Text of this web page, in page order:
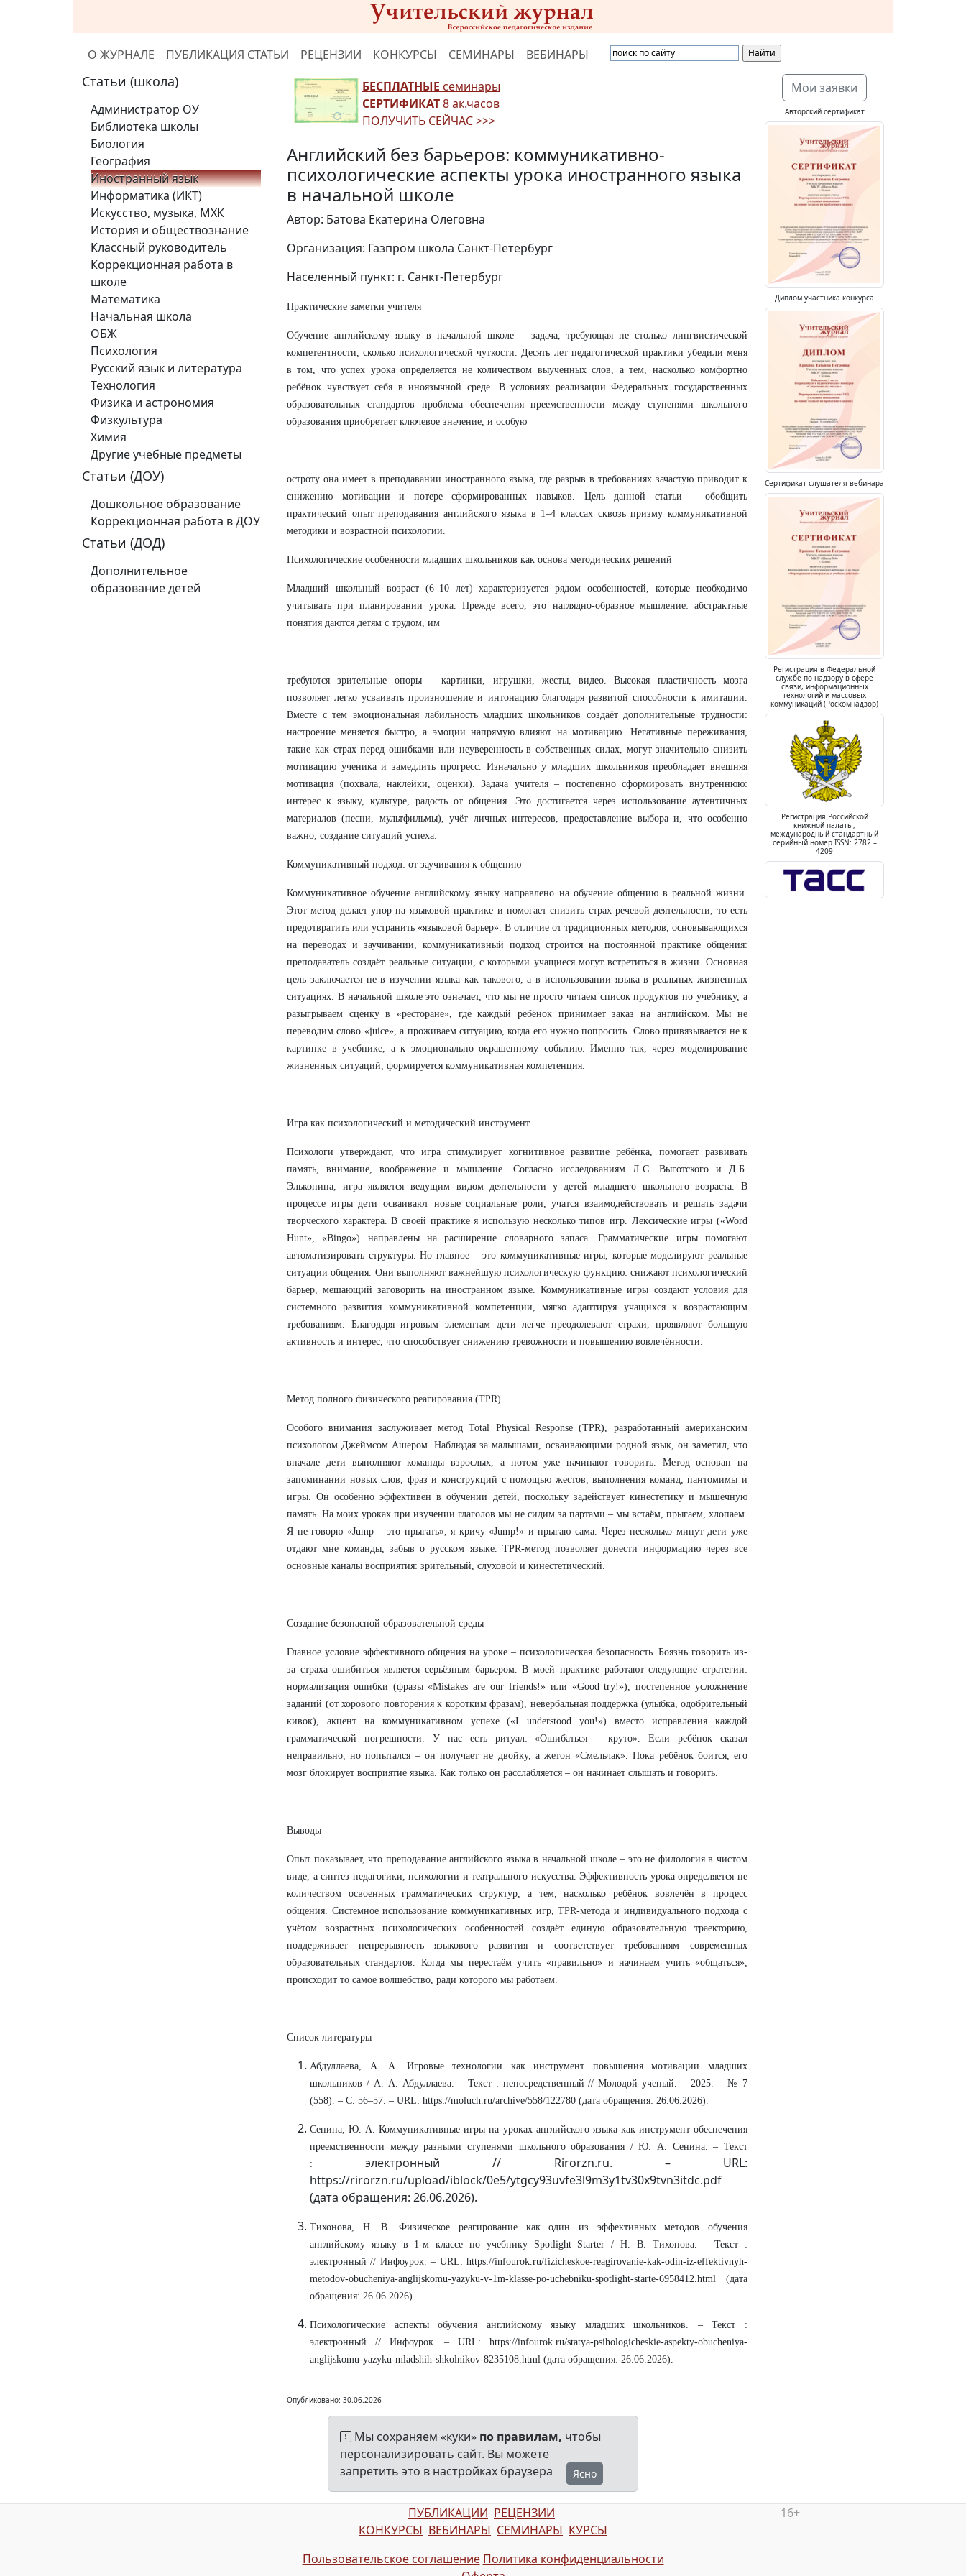
О ЖУРНАЛЕ ПУБЛИКАЦИЯ СТАТЬИ РЕЦЕНЗИИ КОНКУРСЫ СЕМИНАРЫ ВЕБИНАРЫ
Статьи (школа)
Администратор ОУ
Библиотека школы
Биология
География
Иностранный язык
Информатика (ИКТ)
Искусство, музыка, МХК
История и обществознание
Классный руководитель
Коррекционная работа в
школе
Математика
Начальная школа
ОБЖ
Психология
Русский язык и литература
Технология
Физика и астрономия
Физкультура
Химия
Другие учебные предметы
Статьи (ДОУ)
Дошкольное образование
Коррекционная работа в ДОУ
Статьи (ДОД)
Дополнительное
образование детей
БЕСПЛАТНЫЕ семинары
СЕРТИФИКАТ8 ак.часов
ПОЛУЧИТЬ СЕЙЧАС >>>
Английский без барьеров: коммуникативно-
психологические аспекты урока иностранного языка
в начальной школе
Автор: Батова Екатерина Олеговна
Организация: Газпром школа Санкт-Петербург
Населенный пункт: г. Санкт-Петербург
Практические заметки учителя
Обучение английскому языку в начальной школе – задача, требующая не столько лингвистической
компетентности, сколько психологической чуткости. Десять лет педагогической практики убедили меня
в том, что успех урока определяется не количеством выученных слов, а тем, насколько комфортно
ребёнок чувствует себя в иноязычной среде. В условиях реализации Федеральных государственных
образовательных стандартов проблема обеспечения преемственности между ступенями школьного
образования приобретает ключевое значение, и особую
остроту она имеет в преподавании иностранного языка, где разрыв в требованиях зачастую приводит к
снижению мотивации и потере сформированных навыков. Цель данной статьи – обобщить
практический опыт преподавания английского языка в 1–4 классах сквозь призму коммуникативной
методики и возрастной психологии.
Психологические особенности младших школьников как основа методических решений
Младший школьный возраст (6–10 лет) характеризуется рядом особенностей, которые необходимо
учитывать при планировании урока. Прежде всего, это наглядно-образное мышление: абстрактные
понятия даются детям с трудом, им
требуются зрительные опоры – картинки, игрушки, жесты, видео. Высокая пластичность мозга
позволяет легко усваивать произношение и интонацию благодаря развитой способности к имитации.
Вместе с тем эмоциональная лабильность младших школьников создаёт дополнительные трудности:
настроение меняется быстро, а эмоции напрямую влияют на мотивацию. Негативные переживания,
такие как страх перед ошибками или неуверенность в собственных силах, могут значительно снизить
мотивацию ученика и замедлить прогресс. Изначально у младших школьников преобладает внешняя
мотивация (похвала, наклейки, оценки). Задача учителя – постепенно сформировать внутреннюю:
интерес к языку, культуре, радость от общения. Это достигается через использование аутентичных
материалов (песни, мультфильмы), учёт личных интересов, предоставление выбора и, что особенно
важно, создание ситуаций успеха.
Коммуникативный подход: от заучивания к общению
Коммуникативное обучение английскому языку направлено на обучение общению в реальной жизни.
Этот метод делает упор на языковой практике и помогает снизить страх речевой деятельности, то есть
предотвратить или устранить «языковой барьер». В отличие от традиционных методов, основывающихся
на переводах и заучивании, коммуникативный подход строится на постоянной практике общения:
преподаватель создаёт реальные ситуации, с которыми учащиеся могут встретиться в жизни. Основная
цель заключается не в изучении языка как такового, а в использовании языка в реальных жизненных
ситуациях. В начальной школе это означает, что мы не просто читаем список продуктов по учебнику, а
разыгрываем сценку в «ресторане», где каждый ребёнок принимает заказ на английском. Мы не
переводим слово «juice», а проживаем ситуацию, когда его нужно попросить. Слово привязывается не к
картинке в учебнике, а к эмоционально окрашенному событию. Именно так, через моделирование
жизненных ситуаций, формируется коммуникативная компетенция.
Игра как психологический и методический инструмент
Психологи утверждают, что игра стимулирует когнитивное развитие ребёнка, помогает развивать
память, внимание, воображение и мышление. Согласно исследованиям Л.С. Выготского и Д.Б.
Эльконина, игра является ведущим видом деятельности у детей младшего школьного возраста. В
процессе игры дети осваивают новые социальные роли, учатся взаимодействовать и решать задачи
творческого характера. В своей практике я использую несколько типов игр. Лексические игры («Word
Hunt», «Bingo») направлены на расширение словарного запаса. Грамматические игры помогают
автоматизировать структуры. Но главное – это коммуникативные игры, которые моделируют реальные
ситуации общения. Они выполняют важнейшую психологическую функцию: снижают психологический
барьер, мешающийзаговорить на иностранном языке. Коммуникативные игры создают условия для
системного развития коммуникативной компетенции, мягко адаптируя учащихся к возрастающим
требованиям. Благодаря игровым элементам дети легче преодолевают страхи, проявляют большую
активность и интерес, что способствует снижению тревожности и повышению вовлечённости.
Метод полного физического реагирования (TPR)
Особого внимания заслуживает метод Total Physical Response (TPR), разработанный американским
психологом Джеймсом Ашером. Наблюдая за малышами, осваивающими родной язык, он заметил, что
вначале дети выполняют команды взрослых, а потом уже начинают говорить. Метод основан на
запоминании новых слов, фраз и конструкций с помощью жестов, выполнения команд, пантомимы и
игры. Он особенно эффективен в обучении детей, поскольку задействует кинестетику и мышечную
память. На моих уроках при изучении глаголов мы не сидим за партами – мы встаём, прыгаем, хлопаем.
Я не говорю «Jump – это прыгать», я кричу «Jump!» и прыгаю сама. Через несколько минут дети уже
отдают мне команды, забыв о русском языке. TPR-метод позволяет донести информацию через все
основные каналы восприятия: зрительный, слуховой и кинестетический.
Создание безопасной образовательной среды
Главное условие эффективного общения на уроке – психологическая безопасность. Боязнь говорить из-
за страха ошибиться является серьёзным барьером. В моей практике работают следующие стратегии:
нормализация ошибки (фразы «Mistakes are our friends!» или «Good try!»), постепенное усложнение
заданий (от хорового повторения к коротким фразам), невербальная поддержка (улыбка, одобрительный
кивок), акцент на коммуникативном успехе («I understood you!») вместо исправления каждой
грамматической погрешности. У нас есть ритуал: «Ошибаться – круто». Если ребёнок сказал
неправильно, но попытался – он получает не двойку, а жетон «Смельчак». Пока ребёнок боится, его
мозг блокирует восприятие языка. Как только он расслабляется – он начинает слышать и говорить.
Выводы
Опыт показывает, что преподавание английского языка в начальной школе – это не филология в чистом
виде, а синтез педагогики, психологии и театрального искусства. Эффективность урока определяется не
количеством освоенных грамматических структур, а тем, насколько ребёнок вовлечён в процесс
общения. Системное использование коммуникативных игр, TPR-метода и индивидуального подхода с
учётом возрастных психологических особенностей создаёт единую образовательную траекторию,
поддерживает непрерывность языкового развития и соответствует требованиям современных
образовательныхстандартов. Когда мы перестаём учить «правильно» и начинаем учить «общаться»,
происходит то самое волшебство, ради которого мы работаем.
Список литературы
Абдуллаева, А. А. Игровые технологии как инструмент повышения мотивации младших
школьников / А. А. Абдуллаева. – Текст : непосредственный // Молодой ученый. – 2025. – № 7
(558). – С. 56–57. – URL: https://moluch.ru/archive/558/122780 (дата обращения: 26.06.2026).
Сенина, Ю. А. Коммуникативные игры на уроках английского языка как инструмент обеспечения
преемственности между разными ступенями школьного образования / Ю. А. Сенина. – Текст
:электронный // Rirorzn.ru. – URL:
https://rirorzn.ru/upload/iblock/0e5/ytgcy93uvfe3l9m3y1tv30x9tvn3itdc.pdf
(дата обращения: 26.06.2026).
Тихонова, Н. В. Физическое реагирование как один из эффективных методов обучения
английскому языку в 1-м классе по учебнику Spotlight Starter / Н. В. Тихонова. – Текст :
электронный // Инфоурок. – URL: https://infourok.ru/fizicheskoe-reagirovanie-kak-odin-iz-effektivnyh-
metodov-obucheniya-anglijskomu-yazyku-v-1m-klasse-po-uchebniku-spotlight-starte-6958412.html (дата
обращения: 26.06.2026).
Психологические аспекты обучения английскому языку младших школьников. – Текст :
электронный // Инфоурок. – URL: https://infourok.ru/statya-psihologicheskie-aspekty-obucheniya-
anglijskomu-yazyku-mladshih-shkolnikov-8235108.html (дата обращения: 26.06.2026).
Опубликовано: 30.06.2026
Мои заявки
Авторский сертификат
Диплом участника конкурса
Сертификат слушателя вебинара
Регистрация в Федеральной
службе по надзору в сфере
связи, информационных
технологий и массовых
коммуникаций (Роскомнадзор)
Регистрация Российской
книжной палаты,
международный стандартный
серийный номер ISSN: 2782 –
4209
Мы сохраняем «куки» по правилам, чтобы
персонализировать сайт. Вы можете
запретить это в настройках браузера
Ясно
ПУБЛИКАЦИИ РЕЦЕНЗИИ
КОНКУРСЫ ВЕБИНАРЫ СЕМИНАРЫ КУРСЫ
Пользовательское соглашение Политика конфиденциальности
16+